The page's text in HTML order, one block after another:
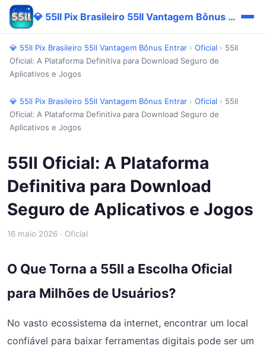
💎 55ll Pix Brasileiro 55ll Vantagem Bônus Entrar
💎 55ll Pix Brasileiro 55ll Vantagem Bônus Entrar › Oficial › 55ll
Oficial: A Plataforma Definitiva para Download Seguro de
Aplicativos e Jogos
💎 55ll Pix Brasileiro 55ll Vantagem Bônus Entrar › Oficial › 55ll
Oficial: A Plataforma Definitiva para Download Seguro de
Aplicativos e Jogos
55ll Oficial: A Plataforma
Definitiva para Download
Seguro de Aplicativos e Jogos
16 maio 2026 · Oficial
O Que Torna a 55ll a Escolha Oficial
para Milhões de Usuários?
No vasto ecossistema da internet, encontrar um local
confiável para baixar ferramentas digitais pode ser um